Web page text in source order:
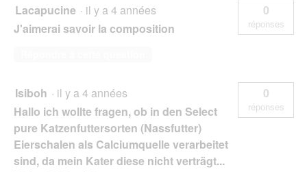
Lacapucine · il y a 4 années
J'aimerai savoir la composition
0
réponses
Isiboh · il y a 4 années
Hallo ich wollte fragen, ob in den Select
pure Katzenfuttersorten (Nassfutter)
Eierschalen als Calciumquelle verarbeitet
sind, da mein Kater diese nicht verträgt...
0
réponses